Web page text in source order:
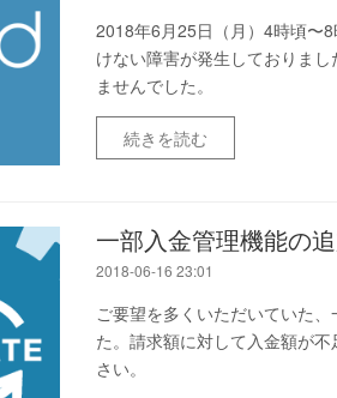
2018年6月25日（月）4時頃〜
けない障害が発生しておりま
ませんでした。
続きを読む
一部入金管理機能の
2018-06-16 23:01
ご要望を多くいただいていた
た。請求額に対して入金額が
さい。